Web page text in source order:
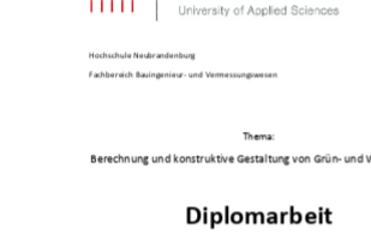
Hochschule Neubrandenburg
Fachbereich Bauingenieur- und Vermessungswesen
Thema:
Berechnung und konstruktive Gestaltung von Grün- und
Diplomarbeit